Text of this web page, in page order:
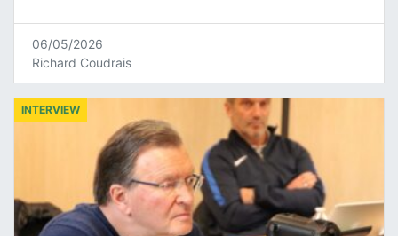
06/05/2026
Richard Coudrais
INTERVIEW